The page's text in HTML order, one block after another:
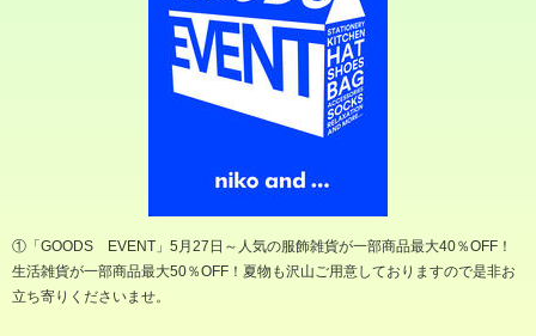
①「GOODS EVENT」5月27日～人気の服飾雑貨が一部商品最大40％OFF！
生活雑貨が一部商品最大50％OFF！夏物も沢山ご用意しておりますので是非お
立ち寄りくださいませ。